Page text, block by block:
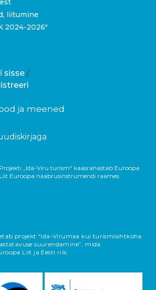
liitumine
2024-2026″
sisse /
ja meened
Projekti „Ida-Viru turism“ kaasrahastab Euroopa
Liit Euroopa naabrusinstrumendi raames.
projekt “Ida-Virumaa kui turismisihtkoha
suurendamine”, mida
Liit ja Eesti riik.